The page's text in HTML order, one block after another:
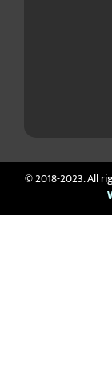
© 2018-2023. All